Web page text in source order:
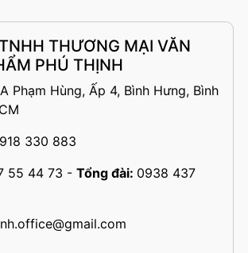
THƯƠNG MẠI VĂN
PHÚ THỊNH
Phạm Hùng, Ấp 4, Bình Hưng, Bình
330 883
55 44 73 - Tổng đài: 0938 437